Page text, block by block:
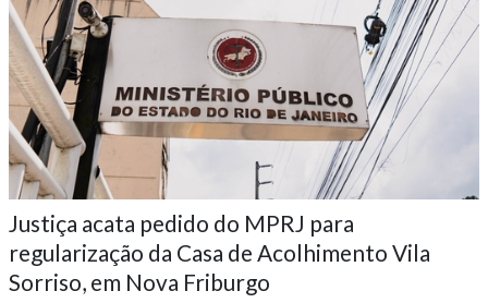
Justiça acata pedido do MPRJ para
regularização da Casa de Acolhimento Vila
Sorriso, em Nova Friburgo